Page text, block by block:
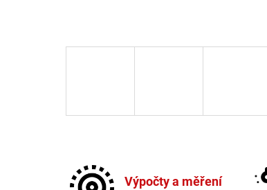
Výpočty a měření